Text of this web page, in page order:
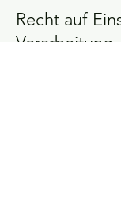
Recht auf
Verarbeitung